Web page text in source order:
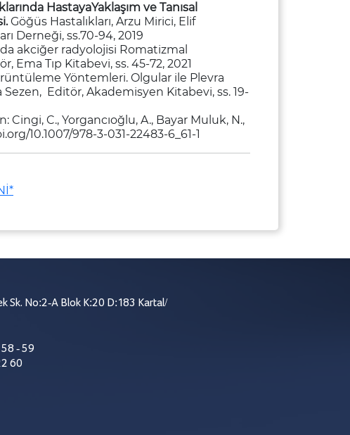
HastayaYaklaşım ve Tanısal
Göğüs Hastalıkları, Arzu Mirici, Elif
Derneği, ss.70-94, 2019
akciğer radyolojisi Romatizmal
Ema Tıp Kitabevi, ss. 45-72, 2021
Yöntemleri. Olgular ile Plevra
Sezen, Editör, Akademisyen Kitabevi, ss. 19-
Cingi, C., Yorgancıoğlu, A., Bayar Muluk, N.,
10.1007/978-3-031-22483-6_61-1
Sk. No:2-A Blok K:20 D:183 Kartal/
- 59
60